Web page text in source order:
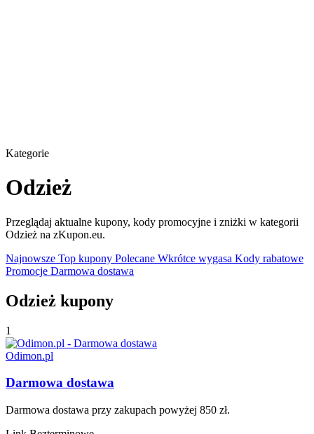
Kategorie
Odzież
Przeglądaj aktualne kupony, kody promocyjne i zniżki w kategorii
Odzież na zKupon.eu.
Najnowsze Top kupony Polecane Wkrótce wygasa Kody rabatowe
Promocje Darmowa dostawa
Odzież kupony
1
Odimon.pl
Darmowa dostawa
Darmowa dostawa przy zakupach powyżej 850 zł.